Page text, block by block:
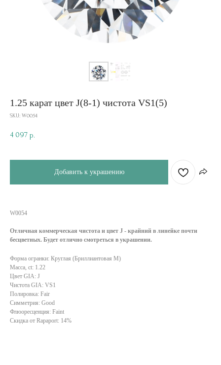
1.25 карат цвет J(8-1) чистота VS1(5)
SKU: W0054
4 097 р.
Добавить к украшению
W0054
Отличная коммерческая чистота и цвет J - крайний в линейке почти
бесцветных. Будет отлично смотреться в украшении.
Форма огранки: Круглая (Бриллиантовая М)
Масса, ct: 1.22
Цвет GIA: J
Чистота GIA: VS1
Полировка: Fair
Симметрия: Good
Флюоресценция: Faint
Скидка от Rapaport: 14%